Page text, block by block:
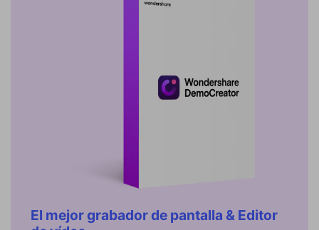
El mejor grabador de pantalla & Editor